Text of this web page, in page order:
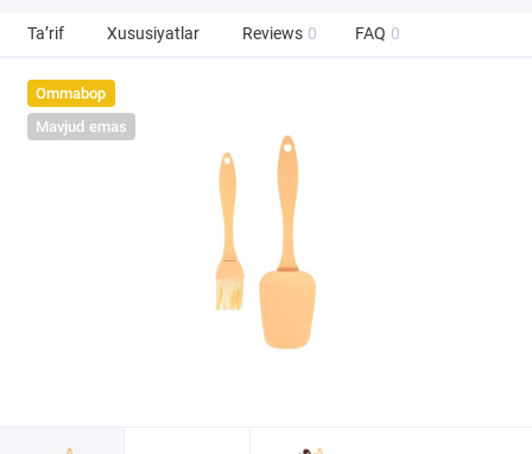
Ta’rif Xususiyatlar Reviews 0 FAQ 0
Ommabop
Mavjud emas